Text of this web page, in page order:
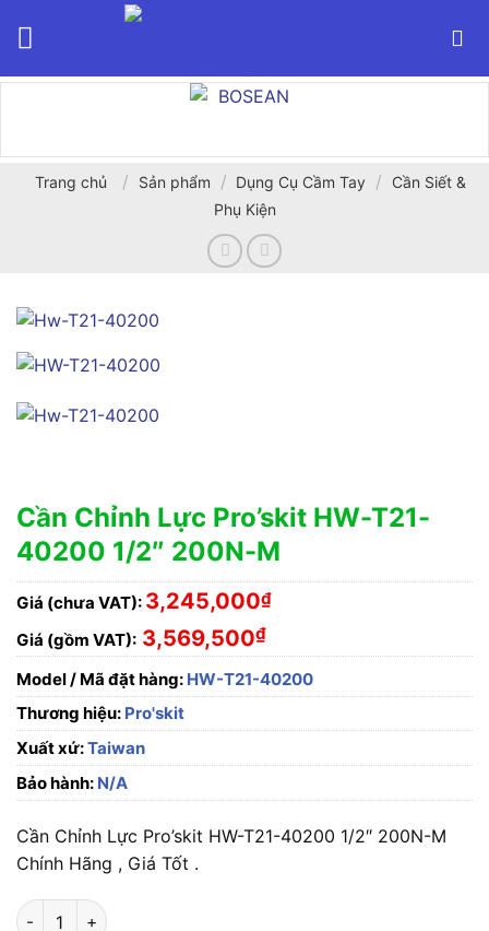
Trang chủ / Sản phẩm / Dụng Cụ Cầm Tay /
Cần Siết &
Phụ Kiện
Cần Chỉnh Lực Pro’skit HW-T21-
40200 1/2″ 200N-M
Giá (chưa VAT): 3,245,000₫
Giá (gồm VAT): 3,569,500₫
Model / Mã đặt hàng: HW-T21-40200
Thương hiệu: Pro'skit
Xuất xứ:Taiwan
Bảo hành: N/A
Cần Chỉnh Lực Pro’skit HW-T21-40200 1/2″ 200N-M
Chính Hãng , Giá Tốt .
Cần Chỉnh Lực Pro'skit HW-T21-40200 1/2" 200N-M số lượng